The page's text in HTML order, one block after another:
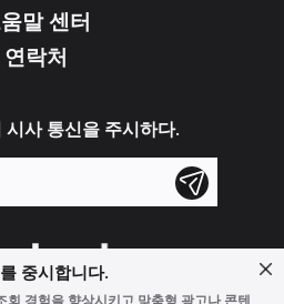
말 센터
연락처
시사 통신을 주시하다.
중시합니다.
경험을 향상시키고 맞춤형 광고나 콘텐